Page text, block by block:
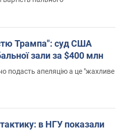
Трампа": суд США
зали за $400 млн
подасть апеляцію а це "жахливе
в НГУ показали